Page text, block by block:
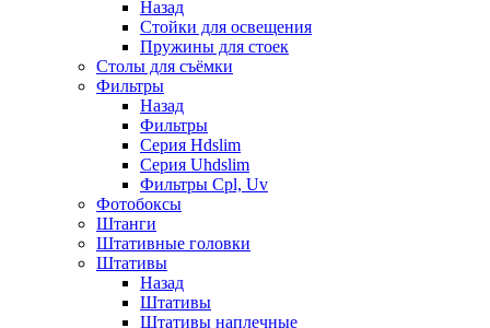
Назад
Стойки для освещения
Пружины для стоек
Столы для съёмки
Фильтры
Назад
Фильтры
Серия Hdslim
Серия Uhdslim
Фильтры Cpl, Uv
Фотобоксы
Штанги
Штативные головки
Штативы
Назад
Штативы
Штативы наплечные